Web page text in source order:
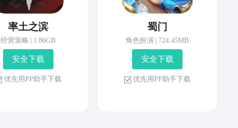
率土之滨
经营策略 1.86GB
安 全 下 载
优 先 用 P P 助 手 下 载
蜀门
角色扮演 724.45MB
安 全 下 载
优 先 用 P P 助 手 下 载